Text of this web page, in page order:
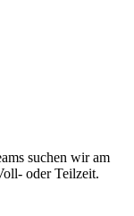
suchen wir am
oder Teilzeit.